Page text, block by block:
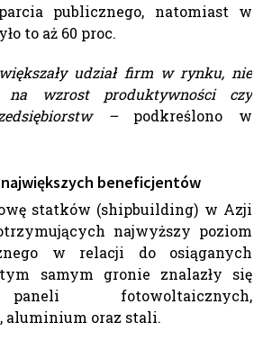
publicznego, natomiast w
to aż 60 proc.
udział firm w rynku, nie
na wzrost produktywności czy
– podkreślono w
beneficjentów
statków (shipbuilding) w Azji
najwyższy poziom
w relacji do osiąganych
samym gronie znalazły się
fotowoltaicznych,
aluminium oraz stali.